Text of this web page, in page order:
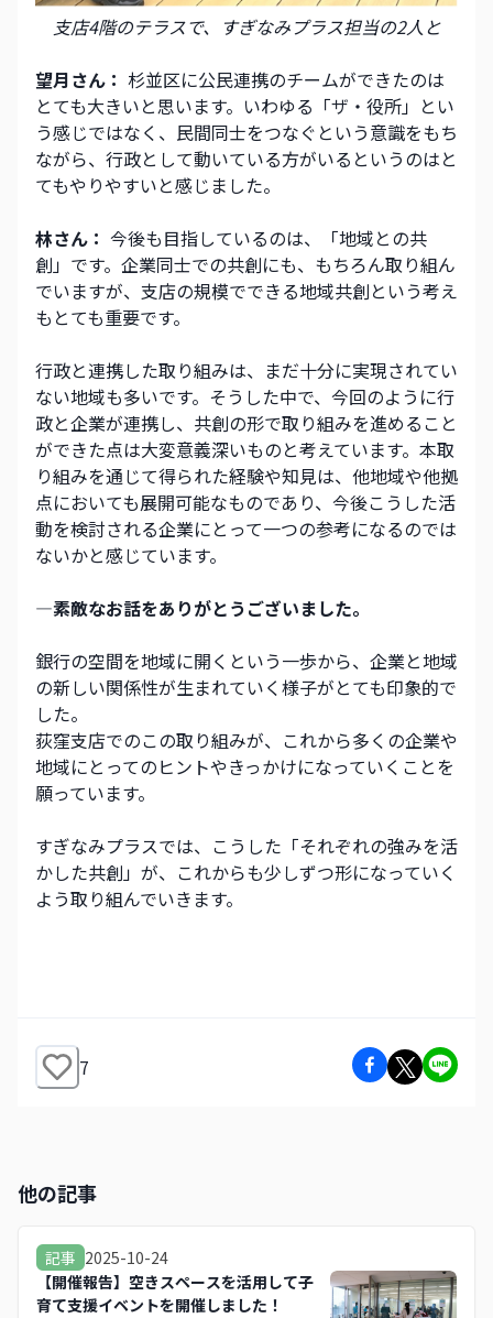
支店4階のテラスで、すぎなみプラス担当の2人と
望月さん： 杉並区に公民連携のチームができたのは
とても大きいと思います。いわゆる「ザ・役所」とい
う感じではなく、民間同士をつなぐという意識をもち
ながら、行政として動いている方がいるというのはと
てもやりやすいと感じました。
林さん： 今後も目指しているのは、「地域との共
創」です。企業同士での共創にも、もちろん取り組ん
でいますが、支店の規模でできる地域共創という考え
もとても重要です。
行政と連携した取り組みは、まだ十分に実現されてい
ない地域も多いです。そうした中で、今回のように行
政と企業が連携し、共創の形で取り組みを進めること
ができた点は大変意義深いものと考えています。本取
り組みを通じて得られた経験や知見は、他地域や他拠
点においても展開可能なものであり、今後こうした活
動を検討される企業にとって一つの参考になるのでは
ないかと感じています。
―素敵なお話をありがとうございました。
銀行の空間を地域に開くという一歩から、企業と地域
の新しい関係性が生まれていく様子がとても印象的で
した。
荻窪支店でのこの取り組みが、これから多くの企業や
地域にとってのヒントやきっかけになっていくことを
願っています。
すぎなみプラスでは、こうした「それぞれの強みを活
かした共創」が、これからも少しずつ形になっていく
よう取り組んでいきます。
7
他の記事
記事 2025-10-24
【開催報告】空きスペースを活用して子
育て支援イベントを開催しました！